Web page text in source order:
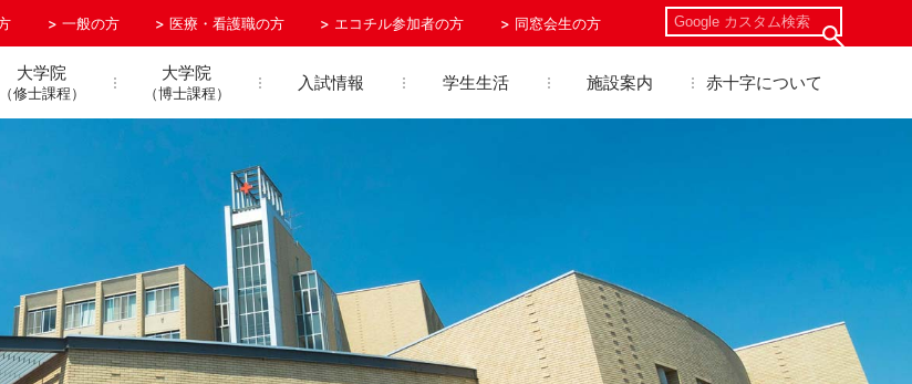
一般の方 医療・看護職の方 エコチル参加者の方 同窓会生の方
大学院
（修士課程）
大学院
（博士課程） 入試情報 学生生活 施設案内 赤十字について